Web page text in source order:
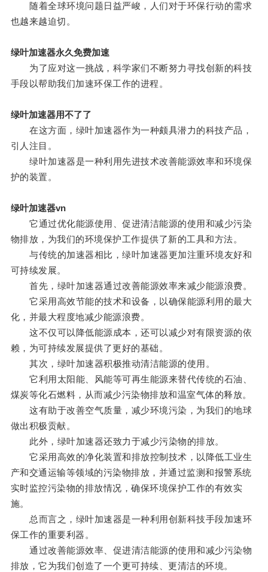
随着全球环境问题日益严峻，人们对于环保行动的需求
也越来越迫切。
绿叶加速器永久免费加速
为了应对这一挑战，科学家们不断努力寻找创新的科技
手段以帮助我们加速环保工作的进程。
绿叶加速器用不了了
在这方面，绿叶加速器作为一种颇具潜力的科技产品，
引人注目。
绿叶加速器是一种利用先进技术改善能源效率和环境保
护的装置。
绿叶加速器vn
它通过优化能源使用、促进清洁能源的使用和减少污染
物排放，为我们的环境保护工作提供了新的工具和方法。
与传统的加速器相比，绿叶加速器更加注重环境友好和
可持续发展。
首先，绿叶加速器通过改善能源效率来减少能源浪费。
它采用高效节能的技术和设备，以确保能源利用的最大
化，并最大程度地减少能源浪费。
这不仅可以降低能源成本，还可以减少对有限资源的依
赖，为可持续发展提供了更好的基础。
其次，绿叶加速器积极推动清洁能源的使用。
它利用太阳能、风能等可再生能源来替代传统的石油、
煤炭等化石燃料，从而减少污染物排放和温室气体的释放。
这有助于改善空气质量，减少环境污染，为我们的地球
做出积极贡献。
此外，绿叶加速器还致力于减少污染物的排放。
它采用高效的净化装置和排放控制技术，以降低工业生
产和交通运输等领域的污染物排放，并通过监测和报警系统
实时监控污染物的排放情况，确保环境保护工作的有效实
施。
总而言之，绿叶加速器是一种利用创新科技手段加速环
保工作的重要利器。
通过改善能源效率、促进清洁能源的使用和减少污染物
排放，它为我们创造了一个更可持续、更清洁的环境。